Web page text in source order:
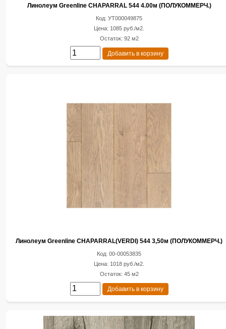
Линолеум Greenline CHAPARRAL 544 4.00м (ПОЛУКОММЕРЧ.)
Код: УТ000049875
Цена: 1085 руб./м2.
Остаток: 92 м2
Добавить в корзину
Линолеум Greenline CHAPARRAL(VERDI) 544 3,50м (ПОЛУКОММЕРЧ.)
Код: 00-00053835
Цена: 1018 руб./м2.
Остаток: 45 м2
Добавить в корзину